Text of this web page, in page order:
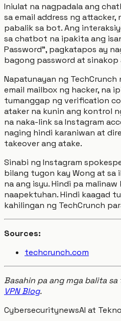
Iniulat na nagpadala ang
sa email address ng
pabalik sa bot. Ang
sa chatbot na ipakita ang
Password", pagkatapos ay
bagong password at
Napatunayan ng
email mailbox ng hacker, na
tumanggap ng verification
ataker na kunin ang kontrol
na naka-link sa Instagram
naging hindi karaniwan at
takeover ang atake.
Sinabi ng Instagram
bilang tugon kay Wong at sa
na ang isyu. Hindi pa
naapektuhan. Hindi kaagad
kahilingan ng TechCrunch
Sources:
techcrunch.com
Basahin pa ang mga balita
VPN Blog.
CybersecuritynewsAI at